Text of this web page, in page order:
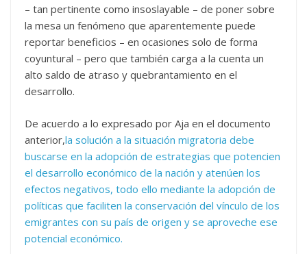
– tan pertinente como insoslayable – de poner sobre
la mesa un fenómeno que aparentemente puede
reportar beneficios – en ocasiones solo de forma
coyuntural – pero que también carga a la cuenta un
alto saldo de atraso y quebrantamiento en el
desarrollo.
De acuerdo a lo expresado por Aja en el documento
anterior,la solución a la situación migratoria debe
buscarse en la adopción de estrategias que potencien
el desarrollo económico de la nación y atenúen los
efectos negativos, todo ello mediante la adopción de
políticas que faciliten la conservación del vínculo de los
emigrantes con su país de origen y se aproveche ese
potencial económico.